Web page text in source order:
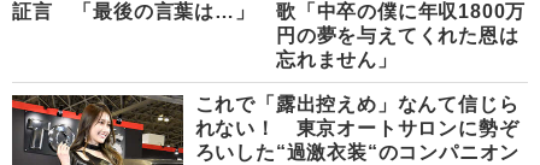
証言 「最後の言葉は…」
歌「中卒の僕に年収1800万
円の夢を与えてくれた恩は
忘れません」
これで「露出控えめ」なんて信じら
れない！ 東京オートサロンに勢ぞ
ろいした“過激衣装“のコンパニオン